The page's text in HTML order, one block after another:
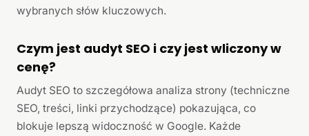
wybranych słów kluczowych.
Czym jest audyt SEO i czy jest wliczony w
cenę?
Audyt SEO to szczegółowa analiza strony (techniczne
SEO, treści, linki przychodzące) pokazująca, co
blokuje lepszą widoczność w Google. Każde